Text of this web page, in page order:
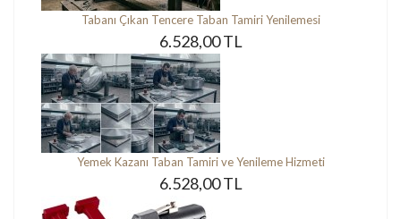
Tabanı Çıkan Tencere Taban Tamiri Yenilemesi
6.528,00 TL
Yemek Kazanı Taban Tamiri ve Yenileme Hizmeti
6.528,00 TL